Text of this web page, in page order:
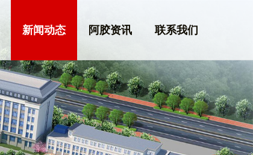
新闻动态 阿胶资讯 联系我们